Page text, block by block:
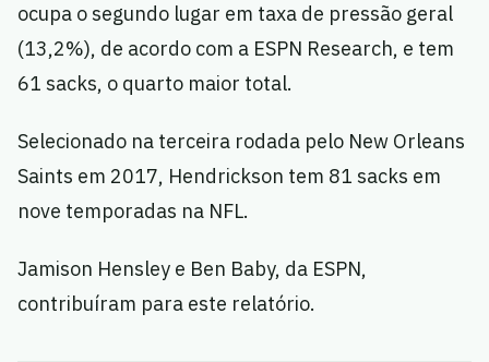
ocupa o segundo lugar em taxa de pressão geral
(13,2%), de acordo com a ESPN Research, e tem
61 sacks, o quarto maior total.
Selecionado na terceira rodada pelo New Orleans
Saints em 2017, Hendrickson tem 81 sacks em
nove temporadas na NFL.
Jamison Hensley e Ben Baby, da ESPN,
contribuíram para este relatório.